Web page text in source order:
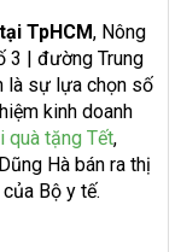
TpHCM, Nông
3 | đường Trung
là sự lựa chọn số
kinh doanh
quà tặng Tết,
Hà bán ra thị
Bộ y tế.